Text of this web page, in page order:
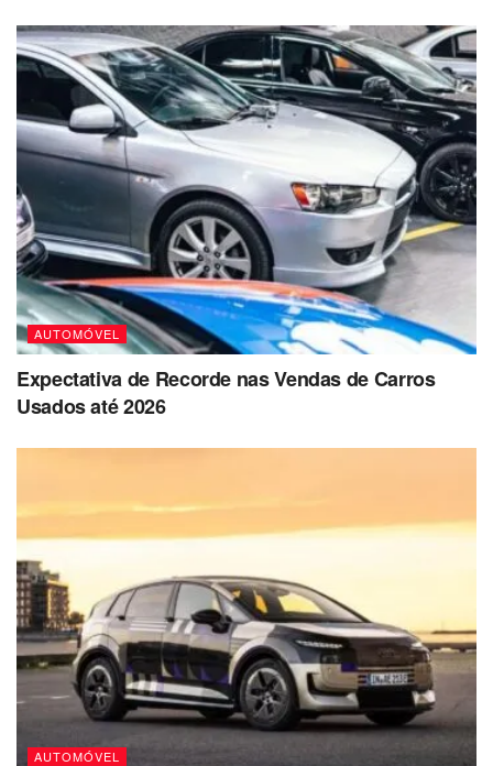
AUTOMÓVEL
Expectativa de Recorde nas Vendas de Carros
Usados até 2026
AUTOMÓVEL